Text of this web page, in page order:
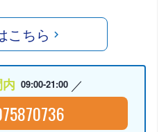
こちら
09:00-21:00